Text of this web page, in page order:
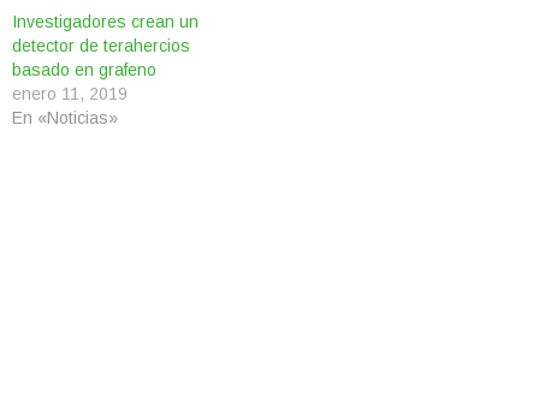
Investigadores crean un
detector de terahercios
basado en grafeno
enero 11, 2019
En «Noticias»